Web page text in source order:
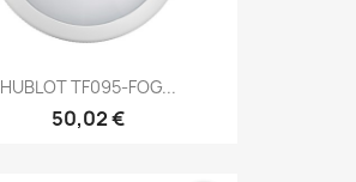
HUBLOT TF095-FOG...
50,02 €